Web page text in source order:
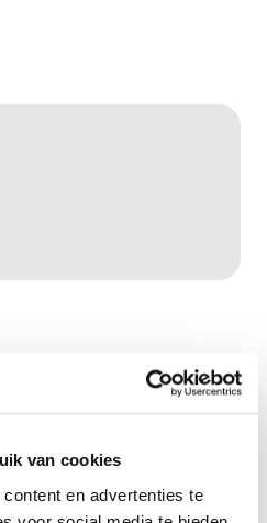
van cookies
en advertenties te